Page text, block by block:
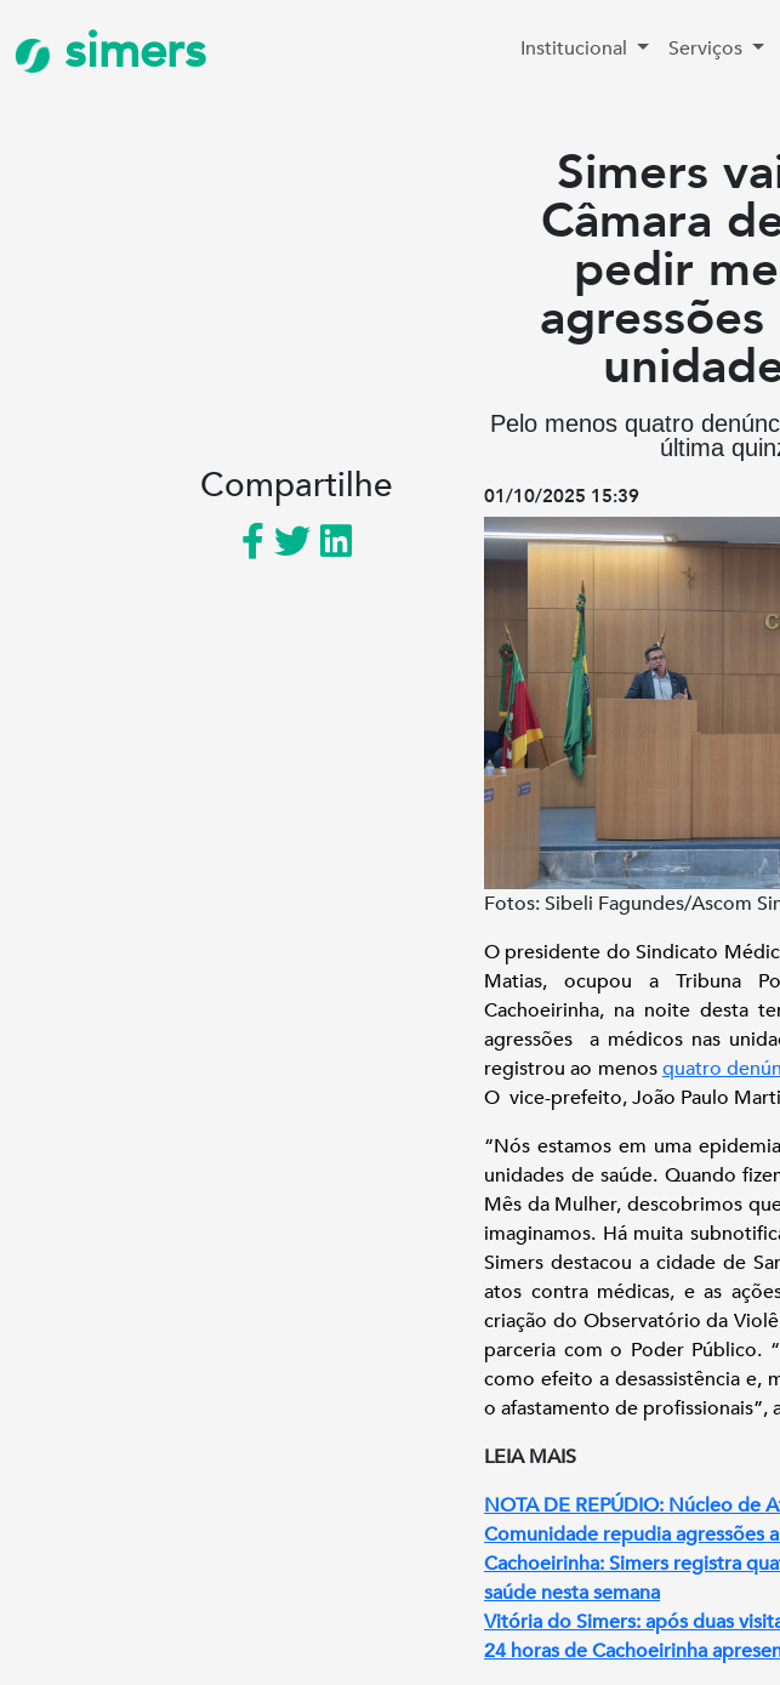
simers Institucional Serviços
Simers
Câmara
pedir
Pelo menos quatro
última
Compartilhe 01/10/2025 15:39
Fotos: Sibeli Fagundes/Ascom
O presidente do Sindicato
Matias, ocupou a Tribuna
Cachoeirinha, na noite desta
agressões a médicos nas
registrou ao menosquatro
O vice-prefeito, João Paulo
“Nós estamos em uma
unidades de saúde. Quando
Mês da Mulher, descobrimos
imaginamos. Há muita
Simers destacou a cidade de
atos contra médicas, e as
criação do Observatório da
parceria com o Poder Público.
como efeito a desassistência e,
o afastamento de profissionais”,
LEIA MAIS
NOTA DE REPÚDIO: Núcleo de
Comunidade repudia agressões
Cachoeirinha: Simers registra
saúde nesta semana
Vitória do Simers: após duas
24 horas de Cachoeirinha